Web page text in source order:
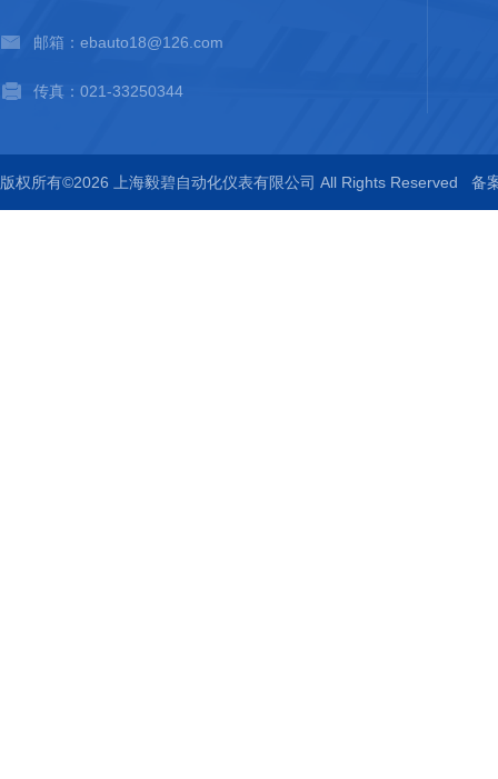
邮箱：ebauto18@126.com
传真：021-33250344
版权所有©2026 上海毅碧自动化仪表有限公司 All Rights Reserved 备